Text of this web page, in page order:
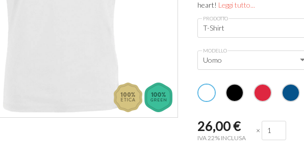
heart! Leggi tutto...
PRODOTTO
T-Shirt
MODELLO
Uomo
26,00€
IVA 22% INCLUSA
×